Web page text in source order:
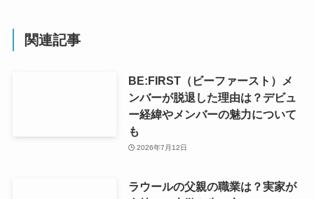
関連記事
BE:FIRST（ビーファースト）メ
ンバーが脱退した理由は？デビュ
ー経緯やメンバーの魅力について
も
2026年7月12日
ラウールの父親の職業は？実家が